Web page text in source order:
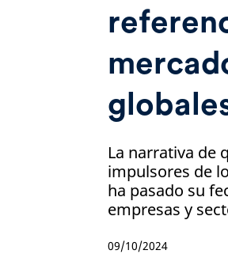
La narrativa de
impulsores de
ha pasado su
empresas y
09/10/2024